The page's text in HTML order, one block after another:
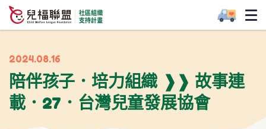
2024.08.16
陪伴孩子．培力組織 ❱❱ 故事連
載．27．台灣兒童發展協會